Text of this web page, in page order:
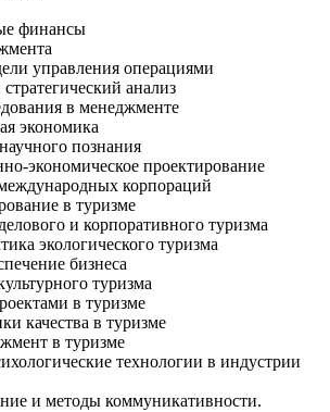
финансы
управления операциями
анализ
в менеджменте
экономика
познания
экономическое проектирование
корпораций
в туризме
и корпоративного туризма
экологического туризма
бизнеса
туризма
в туризме
качества в туризме
в туризме
технологии в индустрии
и методы коммуникативности.